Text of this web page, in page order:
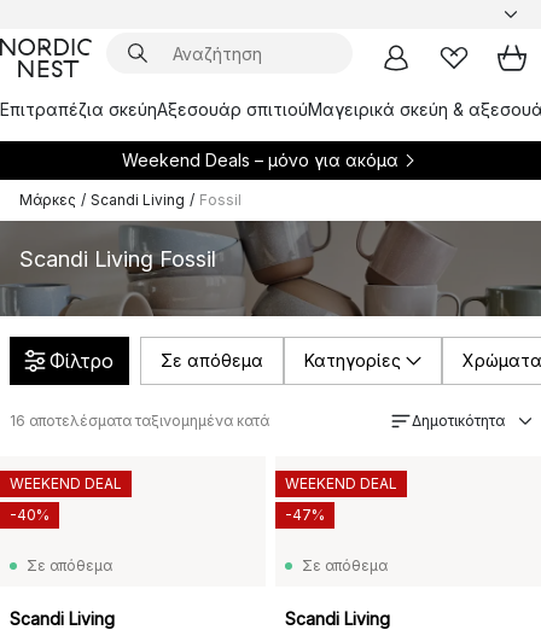
Επιτραπέζια σκεύηΑξεσουάρ σπιτιούΜαγειρικά σκεύη &
Weekend Deals – μόνο για ακόμα
Μάρκες / Scandi Living / Fossil
Scandi Living Fossil
Φίλτρο Σε απόθεμα Κατηγορίες Χρώματα
16 αποτελέσματα ταξινομημένα κατά Δημοτικότητα
Σε απόθεμα
Scandi Living
WEEKEND DEAL
-40%
Σε απόθεμα
Scandi Living
WEEKEND DEAL
-47%